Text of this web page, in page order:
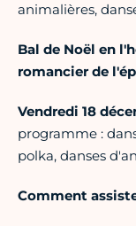
animalières,
Bal de Noël en
romancier de
Vendredi 18
programme :
polka, danses
Comment